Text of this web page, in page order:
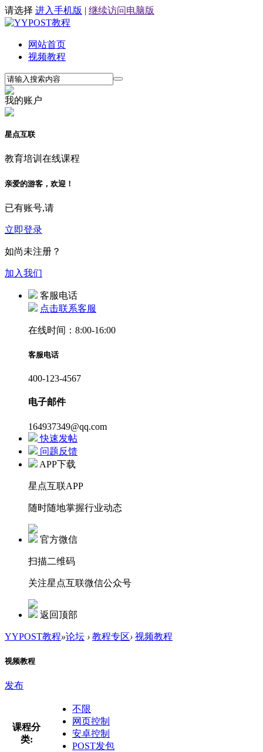
请选择 进入手机版 | 继续访问电脑版
网站首页
视频教程
我的账户
星点互联
教育培训在线课程
亲爱的游客，欢迎！
已有账号,请
立即登录
如尚未注册？
加入我们
客服电话
点击联系客服
在线时间：8:00-16:00
客服电话
400-123-4567
电子邮件
164937349@qq.com
快速发帖
问题反馈
APP下载
星点互联APP
随时随地掌握行业动态
官方微信
扫描二维码
关注星点互联微信公众号
返回顶部
YYPOST教程»论坛 › 教程专区› 视频教程
视频教程
发布
课程分
类:
不限
网页控制
安卓控制
POST发包